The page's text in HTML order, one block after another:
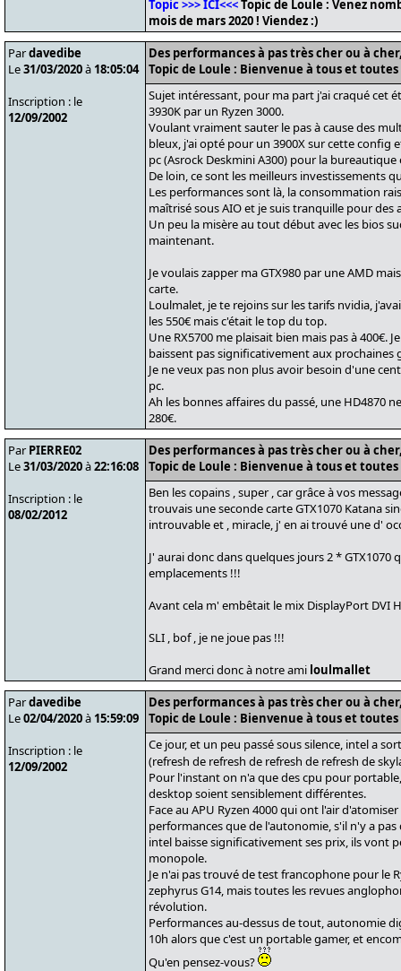
Topic >>> ICI<<<Topic de Loule : Venez
mois de mars 2020 ! Viendez :)
Pardavedibe
Le31/03/2020à 18:05:04
Inscription : le
12/09/2002
Des performances à pas très cher ou à
Topic de Loule : Bienvenue à tous et toutes
Sujet intéressant, pour ma part j'ai craqué cet
3930K par un Ryzen 3000.
Voulant vraiment sauter le pas à cause des
bleux, j'ai opté pour un 3900X sur cette config
pc (Asrock Deskmini A300) pour la
De loin, ce sont les meilleurs investissements
Les performances sont là, la consommation
maîtrisé sous AIO et je suis tranquille pour des
Un peu la misère au tout début avec les bios
maintenant.
Je voulais zapper ma GTX980 par une AMD
carte.
Loulmalet, je te rejoins sur les tarifs nvidia,
les 550€ mais c'était le top du top.
Une RX5700 me plaisait bien mais pas à 400€.
baissent pas significativement aux prochaines
Je ne veux pas non plus avoir besoin d'une
pc.
Ah les bonnes affaires du passé, une HD4870
280€.
Par PIERRE02
Le31/03/2020à22:16:08
Inscription : le
08/02/2012
Des performances à pas très cher ou à
Topic de Loule : Bienvenue à tous et toutes
Ben les copains , super , car grâce à vos
trouvais une seconde carte GTX1070 Katana
introuvable et , miracle, j' en ai trouvé une d'
J' aurai donc dans quelques jours 2 *
emplacements !!!
Avant cela m' embêtait le mix DisplayPort DVI
SLI , bof , je ne joue pas !!!
Grand merci donc à notre ami loulmallet
Pardavedibe
Le02/04/2020à 15:59:09
Inscription : le
12/09/2002
Des performances à pas très cher ou à
Topic de Loule : Bienvenue à tous et toutes
Ce jour, et un peu passé sous silence, intel a
(refresh de refresh de refresh de refresh de
Pour l'instant on n'a que des cpu pour
desktop soient sensiblement différentes.
Face au APU Ryzen 4000 qui ont l'air
performances que de l'autonomie, s'il n'y a
intel baisse significativement ses prix, ils vont
monopole.
Je n'ai pas trouvé de test francophone pour le
zephyrus G14, mais toutes les revues
révolution.
Performances au-dessus de tout, autonomie
10h alors que c'est un portable gamer, et
Qu'en pensez-vous?